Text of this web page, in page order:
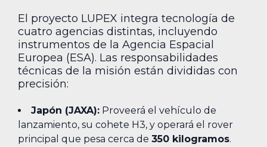
El proyecto LUPEX integra tecnología de
cuatro agencias distintas, incluyendo
instrumentos de la Agencia Espacial
Europea (ESA). Las responsabilidades
técnicas de la misión están divididas con
precisión:
Japón (JAXA): Proveerá el vehículo de
lanzamiento, su cohete H3, y operará el rover
principal que pesa cerca de 350 kilogramos.